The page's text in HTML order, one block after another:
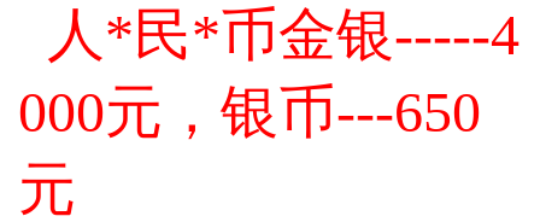
人*民*币金银-----4
000元，银币---650
元